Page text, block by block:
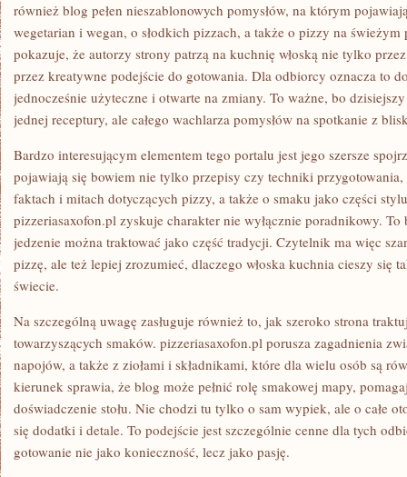
również blog pełen nieszablonowych pomysłów, na którym
wegetarian i wegan, o słodkich pizzach, a także o pizzy na
pokazuje, że autorzy strony patrzą na kuchnię włoską nie tylko
przez kreatywne podejście do gotowania. Dla odbiorcy oznacza to
jednocześnie użyteczne i otwarte na zmiany. To ważne, bo
jednej receptury, ale całego wachlarza pomysłów na spotkanie z
Bardzo interesującym elementem tego portalu jest jego szersze
pojawiają się bowiem nie tylko przepisy czy techniki
faktach i mitach dotyczących pizzy, a także o smaku jako części
pizzeriasaxofon.pl zyskuje charakter nie wyłącznie poradnikowy.
jedzenie można traktować jako część tradycji. Czytelnik ma więc
pizzę, ale też lepiej zrozumieć, dlaczego włoska kuchnia cieszy się
świecie.
Na szczególną uwagę zasługuje również to, jak szeroko strona
towarzyszących smaków. pizzeriasaxofon.pl porusza zagadnienia
napojów, a także z ziołami i składnikami, które dla wielu osób są
kierunek sprawia, że blog może pełnić rolę smakowej mapy,
doświadczenie stołu. Nie chodzi tu tylko o sam wypiek, ale o całe
się dodatki i detale. To podejście jest szczególnie cenne dla tych
gotowanie nie jako konieczność, lecz jako pasję.